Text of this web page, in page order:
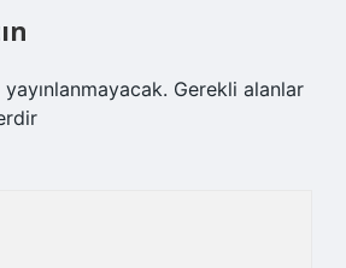
Gerekli alanlar